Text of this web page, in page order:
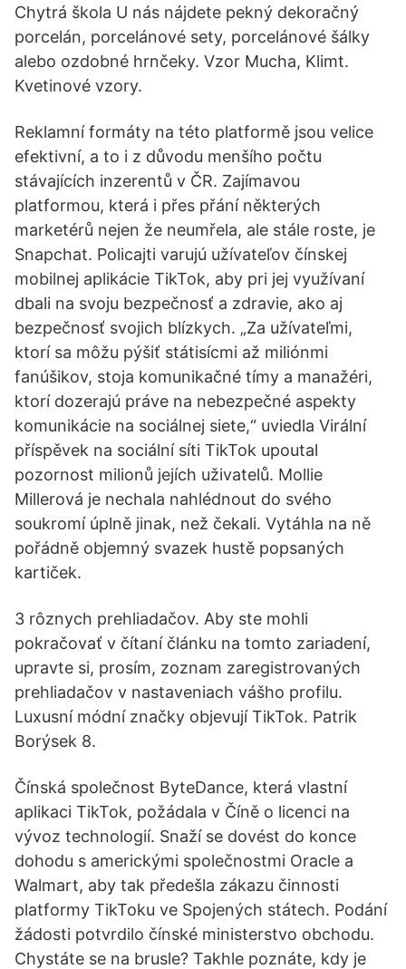
Chytrá škola U nás nájdete pekný dekoračný
porcelán, porcelánové sety, porcelánové šálky
alebo ozdobné hrnčeky. Vzor Mucha, Klimt.
Kvetinové vzory.
Reklamní formáty na této platformě jsou velice
efektivní, a to i z důvodu menšího počtu
stávajících inzerentů v ČR. Zajímavou
platformou, která i přes přání některých
marketérů nejen že neumřela, ale stále roste, je
Snapchat. Policajti varujú užívateľov čínskej
mobilnej aplikácie TikTok, aby pri jej využívaní
dbali na svoju bezpečnosť a zdravie, ako aj
bezpečnosť svojich blízkych. „Za užívateľmi,
ktorí sa môžu pýšiť státisícmi až miliónmi
fanúšikov, stoja komunikačné tímy a manažéri,
ktorí dozerajú práve na nebezpečné aspekty
komunikácie na sociálnej siete,“ uviedla Virální
příspěvek na sociální síti TikTok upoutal
pozornost milionů jejích uživatelů. Mollie
Millerová je nechala nahlédnout do svého
soukromí úplně jinak, než čekali. Vytáhla na ně
pořádně objemný svazek hustě popsaných
kartiček.
3 rôznych prehliadačov. Aby ste mohli
pokračovať v čítaní článku na tomto zariadení,
upravte si, prosím, zoznam zaregistrovaných
prehliadačov v nastaveniach vášho profilu.
Luxusní módní značky objevují TikTok. Patrik
Borýsek 8.
Čínská společnost ByteDance, která vlastní
aplikaci TikTok, požádala v Číně o licenci na
vývoz technologií. Snaží se dovést do konce
dohodu s americkými společnostmi Oracle a
Walmart, aby tak předešla zákazu činnosti
platformy TikToku ve Spojených státech. Podání
žádosti potvrdilo čínské ministerstvo obchodu.
Chystáte se na brusle? Takhle poznáte, kdy je